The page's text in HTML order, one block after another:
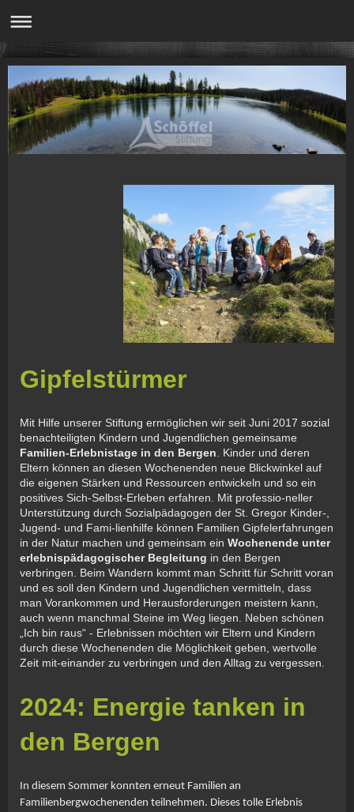
Gipfelstürmer
Mit Hilfe unserer Stiftung ermöglichen wir seit Juni 2017 sozial
benachteiligten Kindern und Jugendlichen gemeinsame
Familien-Erlebnistage in den Bergen . Kinder und deren
Eltern können an diesen Wochenenden neue Blickwinkel auf
die eigenen Stärken und Ressourcen entwickeln und so ein
positives Sich-Selbst-Erleben erfahren. Mit professio-neller
Unterstützung durch Sozialpädagogen der St. Gregor Kinder-,
Jugend- und Fami-lienhilfe können Familien Gipfelerfahrungen
in der Natur machen und gemeinsam ein Wochenende unter
erlebnispädagogischer Begleitung in den Bergen
verbringen. Beim Wandern kommt man Schritt für Schritt voran
und es soll den Kindern und Jugendlichen vermitteln, dass
man Vorankommen und Herausforderungen meistern kann,
auch wenn manchmal Steine im Weg liegen. Neben schönen
„Ich bin raus“ - Erlebnissen möchten wir Eltern und Kindern
durch diese Wochenenden die Möglichkeit geben, wertvolle
Zeit mit-einander zu verbringen und den Alltag zu vergessen.
2024: Energie tanken in
den Bergen
In diesem Sommer konnten erneut Familien an
Familienbergwochenenden teilnehmen. Dieses tolle Erlebnis